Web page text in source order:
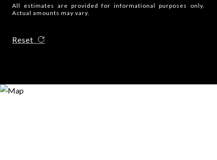
All estimates are provided for informational purposes only.
Actual amounts may vary.
Reset